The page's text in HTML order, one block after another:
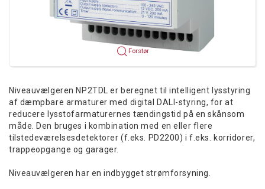
Forstør
Niveauvælgeren NP2TDL er beregnet til intelligent lysstyring
af dæmpbare armaturer med digital DALI-styring, for at
reducere lysstofarmaturernes tændingstid på en skånsom
måde. Den bruges i kombination med en eller flere
tilstedeværelsesdetektorer (f.eks. PD2200) i f.eks. korridorer,
trappeopgange og garager.
Niveauvælgeren har en indbygget strømforsyning.